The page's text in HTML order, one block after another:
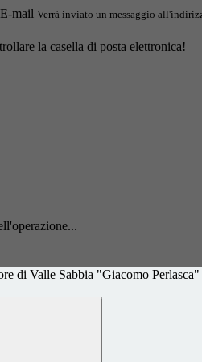
E-mail Verrà inviato un messaggio
la casella di posta elettronica!